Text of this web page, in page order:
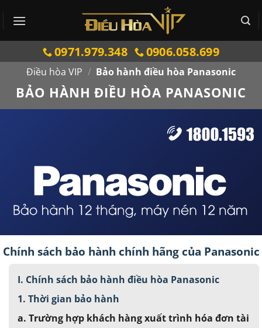
qua
0971.979.348 0906.058.699
Điều hòa VIP / Bảo hành điều hòa Panasonic
BẢO HÀNH ĐIỀU HÒA PANASONIC
Chính sách bảo hành chính hãng của Panasonic
I. Chính sách bảo hành điều hòa Panasonic
1. Thời gian bảo hành
a. Trường hợp khách hàng xuất trình hóa đơn tài